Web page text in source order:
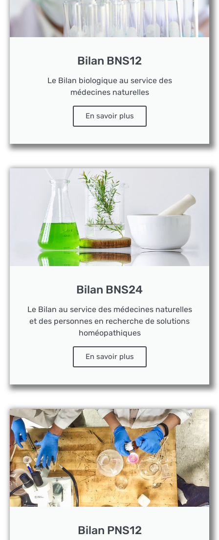
Bilan BNS12
Le Bilan biologique au service des
médecines naturelles
En savoir plus
Bilan BNS24
Le Bilan au service des médecines naturelles
et des personnes en recherche de solutions
homéopathiques
En savoir plus
Bilan PNS12